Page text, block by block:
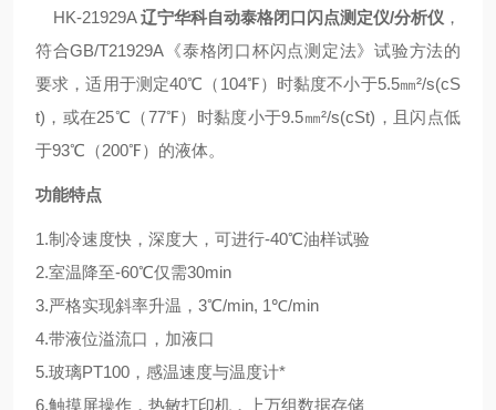
HK-21929A辽宁华科自动泰格闭口闪点测定仪/分析仪 ，
符合GB/T21929A《泰格闭口杯闪点测定法》试验方法的
要求，适用于测定40℃（104℉）时黏度不小于5.5㎜²/s(cS
t)，或在25℃（77℉）时黏度小于9.5㎜²/s(cSt)，且闪点低
于93℃（200℉）的液体。
功能特点
1.制冷速度快，深度大，可进行-40℃油样试验
2.室温降至-60℃仅需30min
3.严格实现斜率升温，3℃/min, 1℃/min
4.带液位溢流口，加液口
5.玻璃PT100，感温速度与温度计*
6.触摸屏操作，热敏打印机，上万组数据存储